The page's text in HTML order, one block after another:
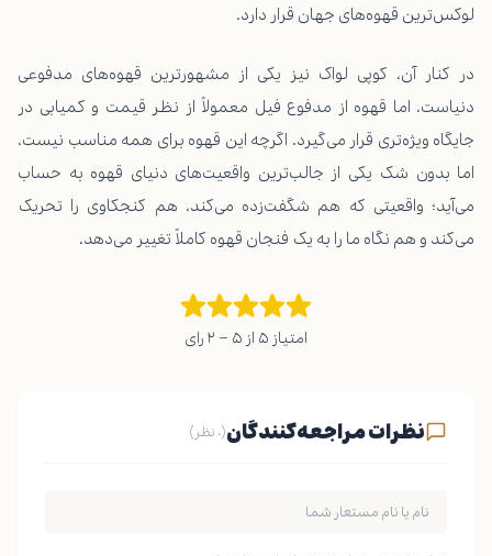
لوکس‌ترین قهوه‌های جهان قرار دارد.
در کنار آن، کوپی لواک نیز یکی از مشهورترین قهوه‌های مدفوعی
دنیاست، اما قهوه از مدفوع فیل معمولاً از نظر قیمت و کمیابی در
جایگاه ویژه‌تری قرار می‌گیرد. اگرچه این قهوه برای همه مناسب نیست،
اما بدون شک یکی از جالب‌ترین واقعیت‌های دنیای قهوه به حساب
می‌آید؛ واقعیتی که هم شگفت‌زده می‌کند، هم کنجکاوی را تحریک
می‌کند و هم نگاه ما را به یک فنجان قهوه کاملاً تغییر می‌دهد.
امتیاز ۵ از ۵ – ۲ رای
نظرات مراجعه‌کنندگان(۰ نظر)